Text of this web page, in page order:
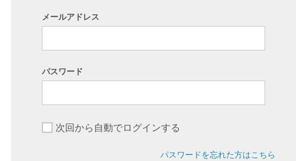
メールアドレス
パスワード
次回から自動でログインする
パスワードを忘れた方はこちら